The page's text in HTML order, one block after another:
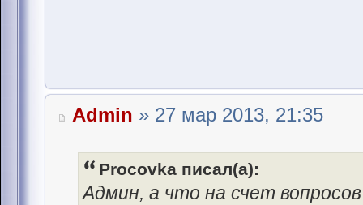
Admin » 27 мар 2013, 21:35
Procovka писал(а):
Админ, а что на счет